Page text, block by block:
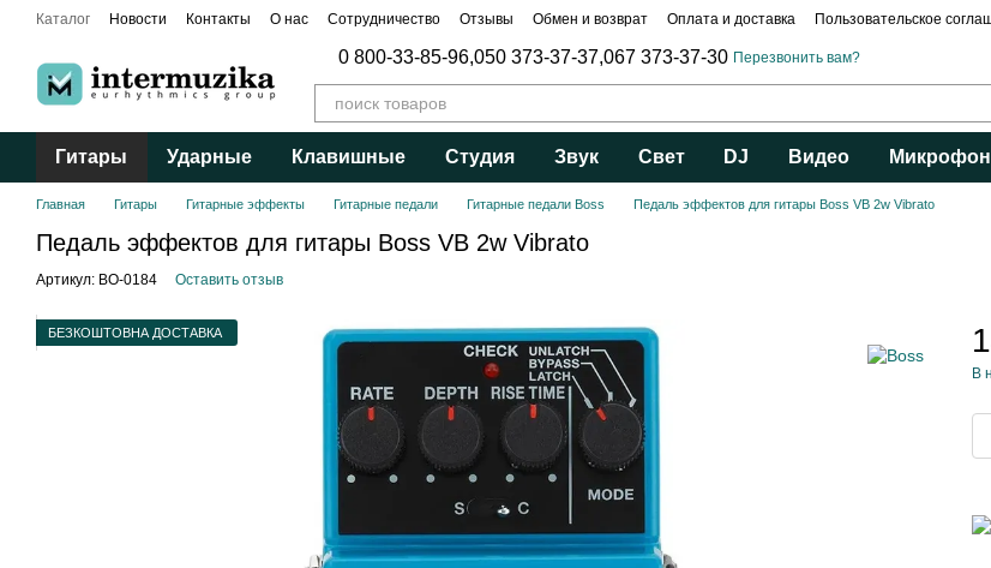
Перейти к основному контенту
Каталог Новости Контакты О нас Сотрудничество Отзывы Обмен и возврат Оплата и доставка Пользовательское
0 800-33-85-96,050 373-37-37,067 373-37-30 Перезвонить вам?
Гитары Ударные Клавишные Студия Звук Свет DJ Видео
Главная Гитары Гитарные эффекты Гитарные педали Гитарные педали Boss Педаль эффектов для гитары Boss VB 2w Vibrato
Педаль эффектов для гитары Boss VB 2w Vibrato
Артикул: BO-0184 Оставить отзыв
БЕЗКОШТОВНА ДОСТАВКА
В